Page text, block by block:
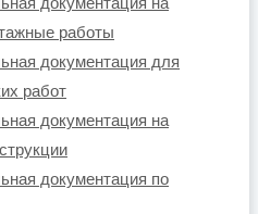
работы
документация для
работ
документация на
документация по